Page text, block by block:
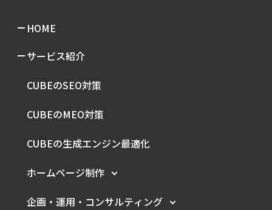
HOME
サービス紹介
CUBEのSEO対策
CUBEのMEO対策
CUBEの生成エンジン最適化
ホームページ制作
企画・運用・ コンサルティング